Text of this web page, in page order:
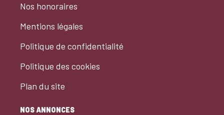
Nos honoraires
Mentions légales
Politique de confidentialité
Politique des cookies
Plan du site
NOS ANNONCES